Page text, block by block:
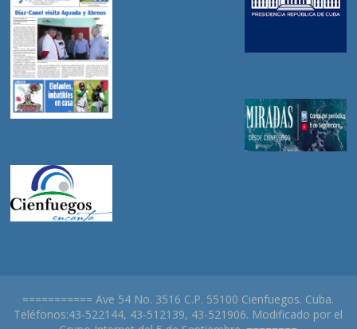
=========== Ave 54 No. 3516 C.P. 55100 Cienfuegos. Cuba.
Teléfonos:43-522144, 43-512139, 43-521906. Modificado por el